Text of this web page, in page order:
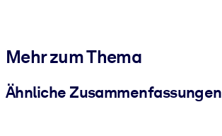
Mehr zum Thema
Ähnliche Zusammenfassungen